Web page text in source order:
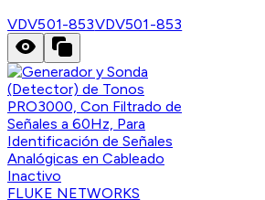
VDV501-853VDV501-853
FLUKE NETWORKS